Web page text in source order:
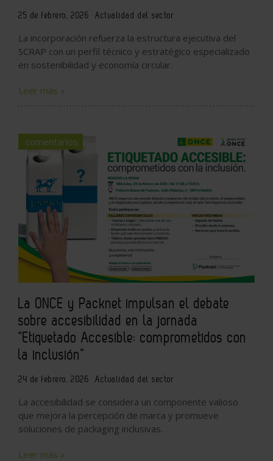
25 de febrero, 2026 Actualidad del sector
La incorporación refuerza la estructura ejecutiva del
SCRAP con un perfil técnico y estratégico especializado
en sostenibilidad y economía circular.
Leer más »
comentarios
La ONCE y Packnet impulsan el debate
sobre accesibilidad en la jornada
“Etiquetado Accesible: comprometidos con
la inclusión”
24 de febrero, 2026 Actualidad del sector
La accesibilidad se considera un componente valioso
que mejora la percepción de marca y promueve
soluciones de packaging inclusivas.
Leer más »